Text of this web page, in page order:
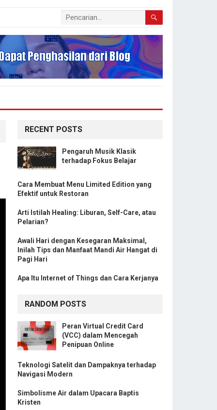
RECENT POSTS
Pengaruh Musik Klasik
terhadap Fokus Belajar
Cara Membuat Menu Limited Edition yang
Efektif untuk Restoran
Arti Istilah Healing: Liburan, Self-Care, atau
Pelarian?
Awali Hari dengan Kesegaran Maksimal,
Inilah Tips dan Manfaat Mandi Air Hangat di
Pagi Hari
Apa Itu Internet of Things dan Cara Kerjanya
RANDOM POSTS
Peran Virtual Credit Card
(VCC) dalam Mencegah
Penipuan Online
Teknologi Satelit dan Dampaknya terhadap
Navigasi Modern
Simbolisme Air dalam Upacara Baptis
Kristen